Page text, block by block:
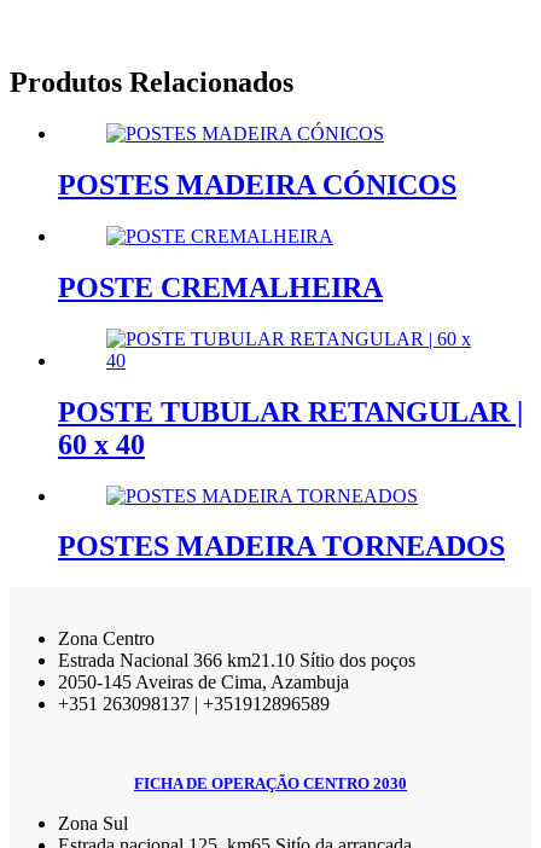
Produtos Relacionados
POSTES MADEIRA CÓNICOS
POSTE CREMALHEIRA
POSTE TUBULAR RETANGULAR |
60 x 40
POSTES MADEIRA TORNEADOS
Zona Centro
Estrada Nacional 366 km21.10 Sítio dos poços
2050-145 Aveiras de Cima, Azambuja
+351 263098137 | +351912896589
FICHA DE OPERAÇÃO CENTRO 2030
Zona Sul